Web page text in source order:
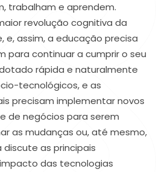
trabalham e aprendem.
revolução cognitiva da
e, assim, a educação precisa
para continuar a cumprir o seu
rápida e naturalmente
tecnológicos, e as
precisam implementar novos
de negócios para serem
as mudanças ou, até mesmo,
discute as principais
das tecnologias